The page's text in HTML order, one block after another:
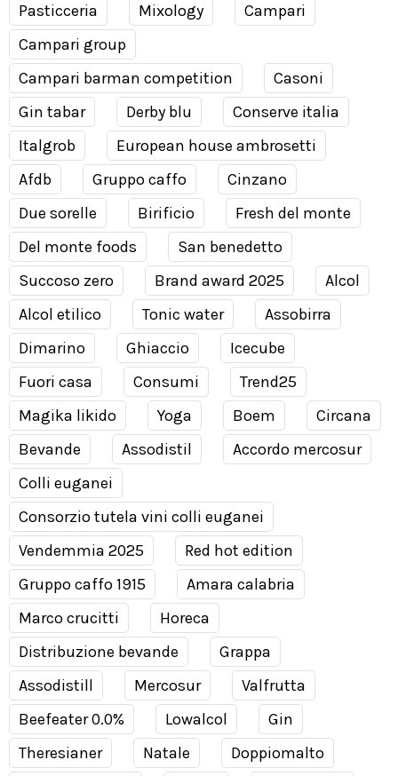
Pasticceria
Mixology
Campari
Campari group
Campari barman competition
Casoni
Gin tabar
Derby blu
Conserve italia
Italgrob
European house ambrosetti
Afdb
Gruppo caffo
Cinzano
Due sorelle
Birificio
Fresh del monte
Del monte foods
San benedetto
Succoso zero
Brand award 2025
Alcol
Alcol etilico
Tonic water
Assobirra
Dimarino
Ghiaccio
Icecube
Fuori casa
Consumi
Trend25
Magika likido
Yoga Boem
Circana
Bevande
Assodistil
Accordo mercosur
Colli euganei
Consorzio tutela vini colli euganei
Vendemmia 2025
Red hot edition
Gruppo caffo 1915
Amara calabria
Marco crucitti
Horeca
Distribuzione bevande
Grappa
Assodistill
Mercosur
Valfrutta
Beefeater 0.0%
Lowalcol
Gin
Theresianer
Natale
Doppiomalto